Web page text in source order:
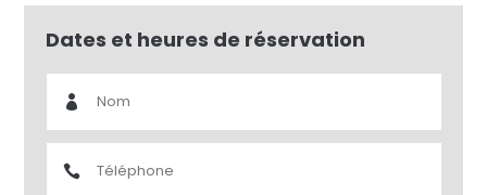
Dates et heures de réservation